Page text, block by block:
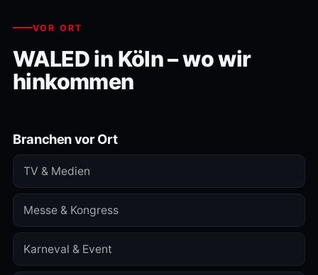
VOR ORT
WALED in Köln – wo wir
hinkommen
Branchen vor Ort
TV & Medien
Messe & Kongress
Karneval & Event